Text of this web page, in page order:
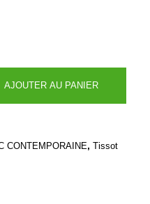
AJOUTER AU PANIER
CONTEMPORAINE, Tissot